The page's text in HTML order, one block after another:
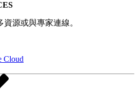
源或與專家連線。
Cloud